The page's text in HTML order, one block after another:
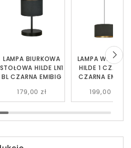
LAMPA WISZĄCA
HILDE 1 CZARNA
CZARNA EMIBIG
199,00 zł
LAMPA BIURKOWA
STOŁOWA HILDE LN1
BL CZARNA EMIBIG
179,00 zł